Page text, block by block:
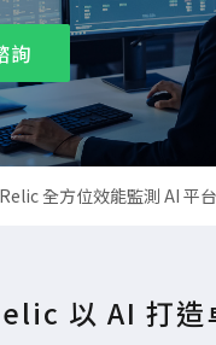
詢
全方位效能監測 AI 平台
以 AI 打造